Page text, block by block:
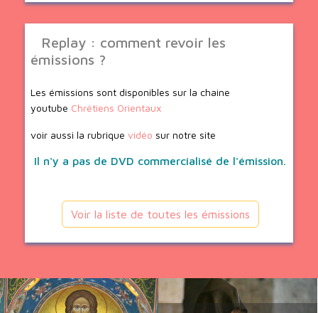
Replay : comment revoir les
émissions ?
Les émissions sont disponibles sur la chaine
youtube Chrétiens Orientaux
voir aussi la rubrique vidéo sur notre site
Il n'y a pas de DVD commercialisé de l'émission.
Voir la liste de toutes les émissions